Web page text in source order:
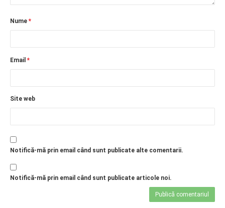
Nume *
Email *
Site web
Notifică-mă prin email când sunt publicate alte comentarii.
Notifică-mă prin email când sunt publicate articole noi.